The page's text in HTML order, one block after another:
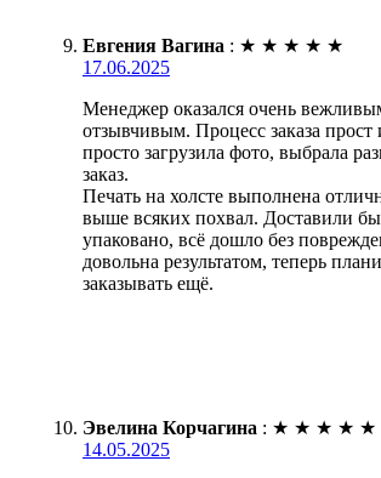
Евгения Вагина : ★ ★ ★ ★ ★
17.06.2025
Менеджер оказался очень
отзывчивым. Процесс заказа прост
просто загрузила фото, выбрала
заказ.
Печать на холсте выполнена
выше всяких похвал. Доставили
упаковано, всё дошло без
довольна результатом, теперь
заказывать ещё.
Эвелина Корчагина : ★ ★ ★ ★ ★
14.05.2025